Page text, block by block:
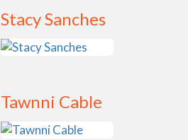
Stacy Sanches
Tawnni Cable